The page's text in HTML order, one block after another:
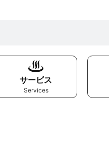
サービス
Services